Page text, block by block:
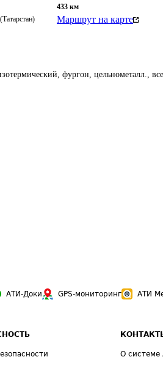
433 км
Маршрут на карте
фургон, цельнометалл.,
АТИ-Доки GPS-мониторинг АТИ
О системе